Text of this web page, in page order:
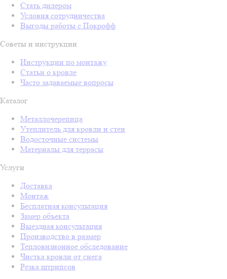
Стать дилером
Условия сотрудничества
Выгоды работы с Покрофф
Советы и инструкции
Инструкции по монтажу
Статьи о кровле
Часто задаваемые вопросы
Каталог
Металлочерепица
Утеплитель для кровли и стен
Водосточные системы
Материалы для террасы
Услуги
Доставка
Монтаж
Бесплатная консультация
Замер объекта
Выездная консультация
Производство в размер
Тепловизионное обследование
Чистка кровли от снега
Резка штрипсов